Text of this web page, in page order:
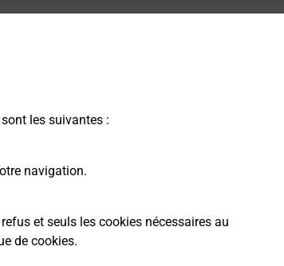
les suivantes :
navigation.
et seuls les cookies nécessaires au
de cookies.